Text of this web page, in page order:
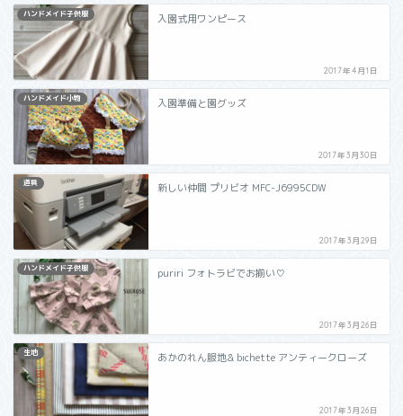
ハンドメイド子供服 入園式用ワンピース
2017年4月1日
ハンドメイド小物 入園準備と園グッズ
2017年3月30日
道具 新しい仲間 プリビオ MFC-J6995CDW
2017年3月29日
ハンドメイド子供服 puriri フォトラビでお揃い♡
2017年3月26日
生地 あかのれん服地& bichette アンティークローズ
2017年3月26日